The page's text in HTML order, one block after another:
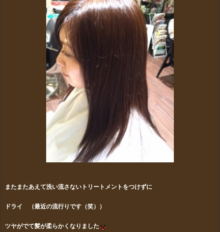
またまたあえて洗い流さないトリートメントをつけずに
ドライ （最近の流行りです（笑））
ツヤがでて髪が柔らかくなりました